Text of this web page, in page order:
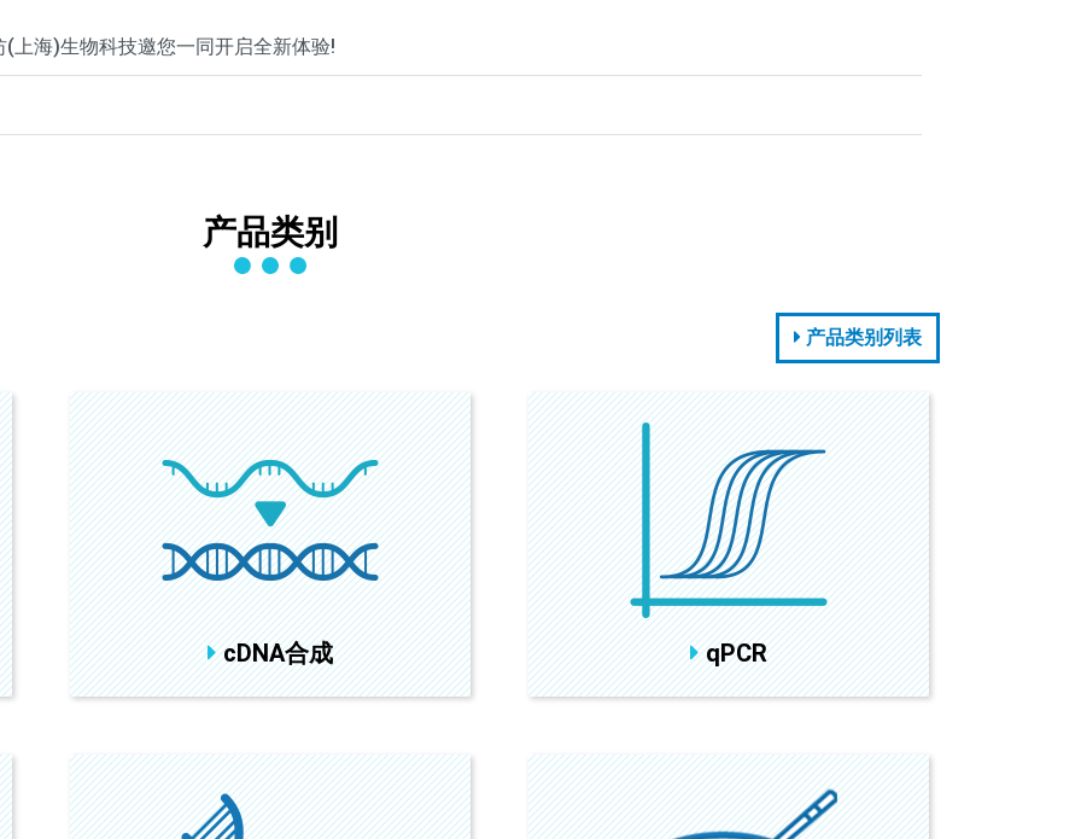
海)生物科技邀您一同开启全新体验!
产品类别
产品类别列表
cDNA合成 qPCR